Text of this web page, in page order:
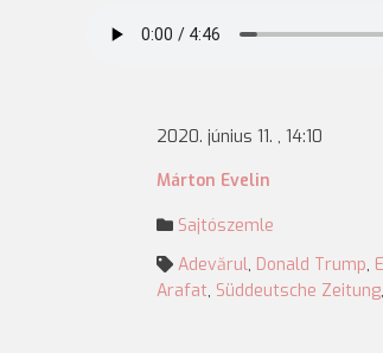
2020. június 11. , 14:10
Márton Evelin
Sajtószemle
Adevărul, Donald Trump,
Arafat, Süddeutsche Zeitung,